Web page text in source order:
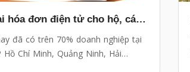
Triển khai hóa đơn điện tử cho hộ, cá nhân kinh doanh đến ngày 31/3
đã có trên 70% doanh nghiệp tại
Hồ Chí Minh, Quảng Ninh, Hải